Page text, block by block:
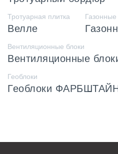
Тротуарная плитка
Велле
Вентиляционные блоки
Вентиляционные
Геоблоки
Геоблоки